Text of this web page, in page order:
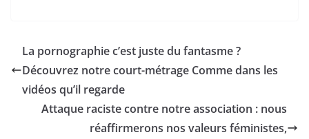
La pornographie c’est juste du fantasme ?
Découvrez notre court-métrage Comme dans les
vidéos qu’il regarde
Attaque raciste contre notre association : nous
réaffirmerons nos valeurs féministes,